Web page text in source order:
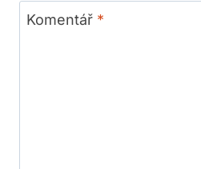
Komentář *